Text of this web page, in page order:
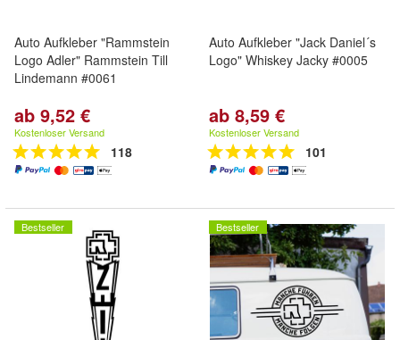
Auto Aufkleber "Rammstein
Logo Adler" Rammstein Till
Lindemann #0061
ab 9,52 €
Kostenloser Versand
118
Auto Aufkleber "Jack Daniel´s
Logo" Whiskey Jacky #0005
ab 8,59 €
Kostenloser Versand
101
Bestseller Bestseller